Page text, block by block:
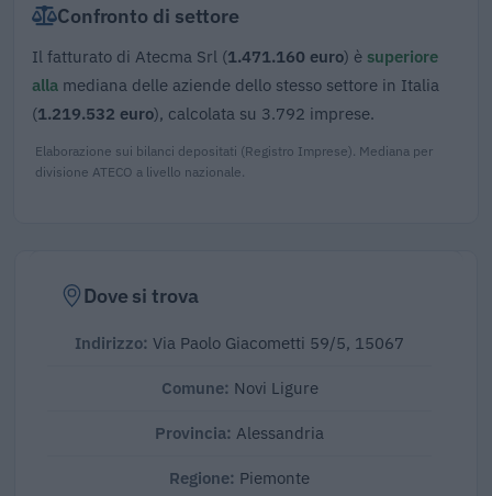
Confronto di settore
Il fatturato di Atecma Srl (1.471.160 euro) è superiore
alla mediana delle aziende dello stesso settore in Italia
(1.219.532 euro), calcolata su 3.792 imprese.
Elaborazione sui bilanci depositati (Registro Imprese). Mediana per
divisione ATECO a livello nazionale.
Dove si trova
Indirizzo: Via Paolo Giacometti 59/5, 15067
Comune: Novi Ligure
Provincia: Alessandria
Regione: Piemonte